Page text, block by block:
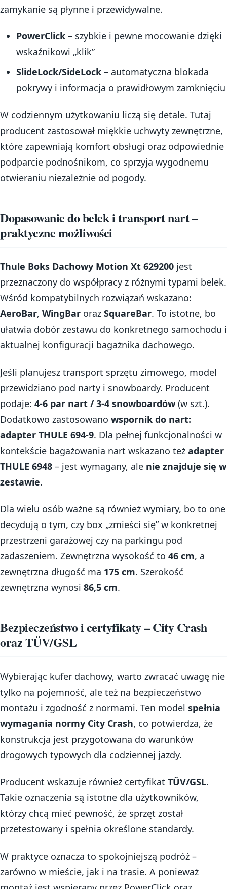
zamykanie są płynne i przewidywalne.
PowerClick– szybkie i pewne mocowanie dzięki
wskaźnikowi „klik”
SlideLock/SideLock– automatyczna blokada
pokrywy i informacja o prawidłowym zamknięciu
W codziennym użytkowaniu liczą się detale. Tutaj
producent zastosował miękkie uchwyty zewnętrzne,
które zapewniają komfort obsługi oraz odpowiednie
podparcie podnośnikom, co sprzyja wygodnemu
otwieraniu niezależnie od pogody.
Dopasowanie do belek i transport nart –
praktyczne możliwości
Thule Boks Dachowy Motion Xt 629200 jest
przeznaczony do współpracy z różnymi typami belek.
Wśród kompatybilnych rozwiązań wskazano:
AeroBar, WingBar oraz SquareBar. To istotne, bo
ułatwia dobór zestawu do konkretnego samochodu i
aktualnej konfiguracji bagażnika dachowego.
Jeśli planujesz transport sprzętu zimowego, model
przewidziano pod narty i snowboardy. Producent
podaje: 4-6 par nart / 3-4 snowboardów (w szt.).
Dodatkowo zastosowano wspornik do nart:
adapter THULE 694-9. Dla pełnej funkcjonalności w
kontekście bagażowania nart wskazano też adapter
THULE 6948 – jest wymagany, ale nie znajduje się w
zestawie.
Dla wielu osób ważne są również wymiary, bo to one
decydują o tym, czy box „zmieści się” w konkretnej
przestrzeni garażowej czy na parkingu pod
zadaszeniem. Zewnętrzna wysokość to 46 cm, a
zewnętrzna długość ma 175 cm. Szerokość
zewnętrzna wynosi 86,5 cm.
Bezpieczeństwo i certyfikaty – City Crash
oraz TÜV/GSL
Wybierając kufer dachowy, warto zwracać uwagę nie
tylko na pojemność, ale też na bezpieczeństwo
montażu i zgodność z normami. Ten model spełnia
wymagania normy City Crash, co potwierdza, że
konstrukcja jest przygotowana do warunków
drogowych typowych dla codziennej jazdy.
Producent wskazuje również certyfikat TÜV/GSL.
Takie oznaczenia są istotne dla użytkowników,
którzy chcą mieć pewność, że sprzęt został
przetestowany i spełnia określone standardy.
W praktyce oznacza to spokojniejszą podróż –
zarówno w mieście, jak i na trasie. A ponieważ